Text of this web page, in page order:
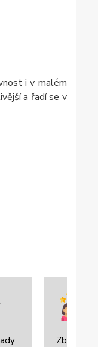
i v malém
a řadí se v
Zboží